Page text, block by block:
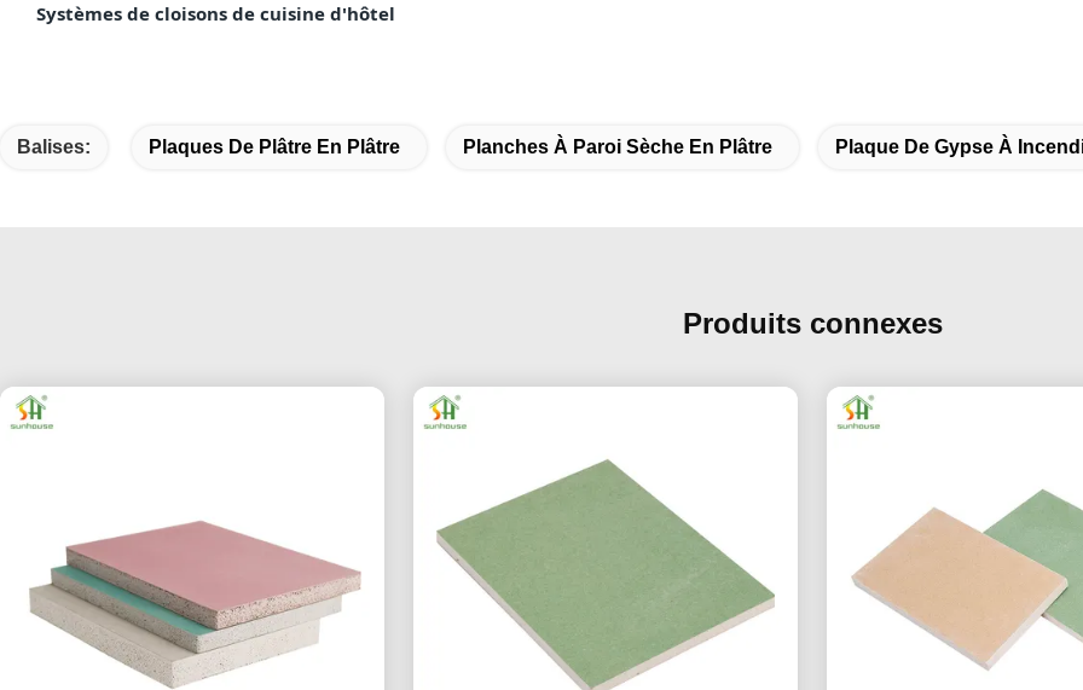
Systèmes de cloisons de cuisine d'hôtel
Balises: Plaques De Plâtre En Plâtre Planches À Paroi Sèche En Plâtre Plaque De Gypse À
Produits connexes